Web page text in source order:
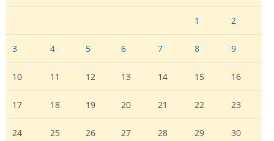
1 2
3 4 5 6 7 8 9
10 11 12 13 14 15 16
17 18 19 20 21 22 23
24 25 26 27 28 29 30